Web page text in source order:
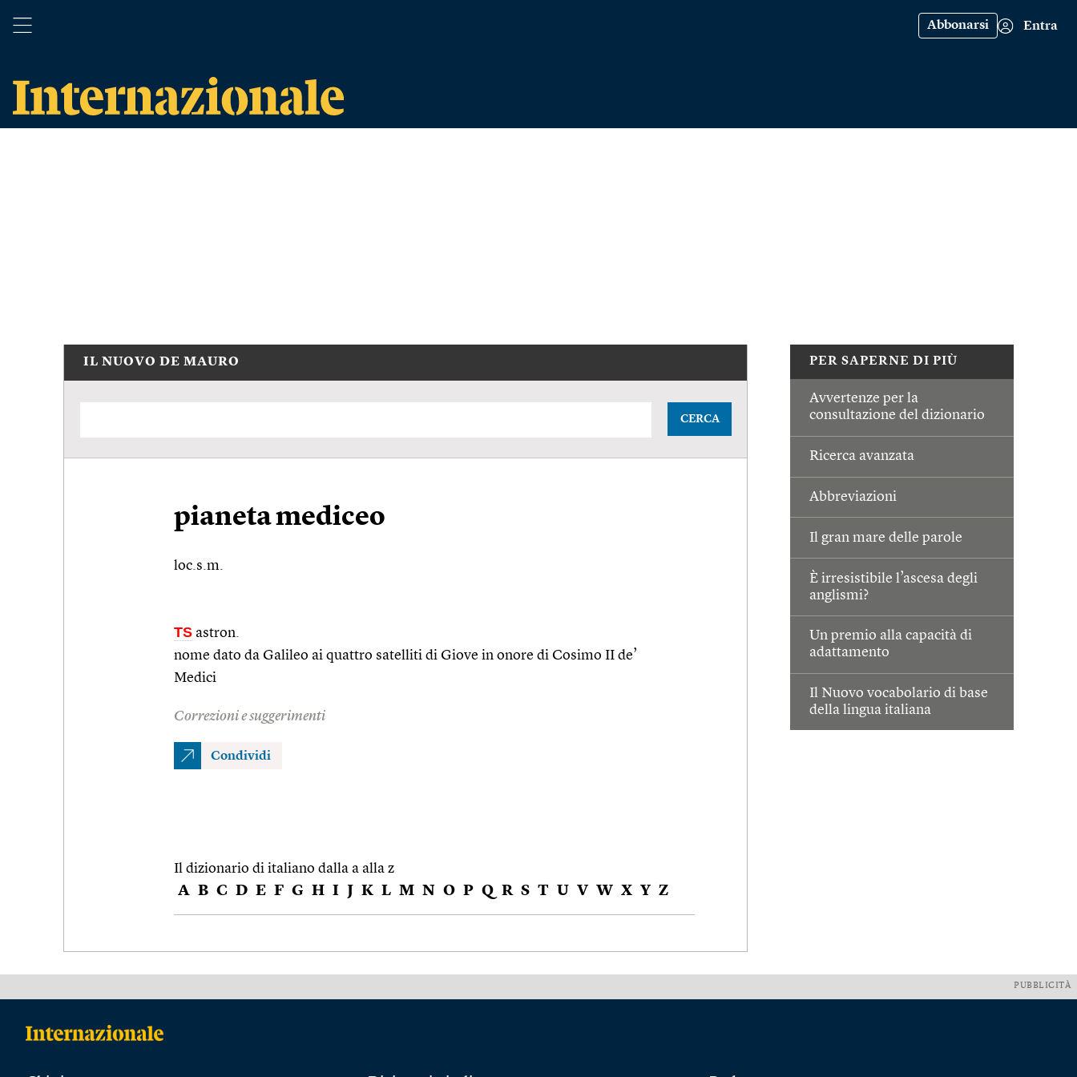
Abbonarsi Entra
PER SAPERNE DI PIÙ
Avvertenze per la
consultazione del dizionario
Ricerca avanzata
Abbreviazioni
Il gran mare delle parole
È irresistibile l’ascesa degli
anglismi?
Un premio alla capacità di
adattamento
Il Nuovo vocabolario di base
della lingua italiana
IL NUOVO DE MAURO
CERCA
pianeta mediceo
loc.s.m.
TS astron.
nome dato da Galileo ai quattro satelliti di Giove in onore di Cosimo II de’
Medici
Correzioni e suggerimenti
Condividi
Il dizionario di italiano dalla a alla z
A B C D E F G H I J K L M N O P Q R S T U V W X Y Z
PUBBLICITÀ